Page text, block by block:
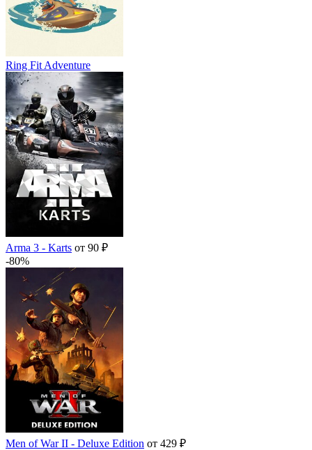
Ring Fit Adventure
Arma 3 - Karts от 90 ₽
-80%
Men of War II - Deluxe Edition от 429 ₽